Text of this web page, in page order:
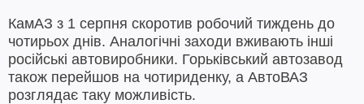
КамАЗ з 1 серпня скоротив робочий тиждень до
чотирьох днів. Аналогічні заходи вживають інші
російські автовиробники. Горьківський автозавод
також перейшов на чотириденку, а АвтоВАЗ
розглядає таку можливість.